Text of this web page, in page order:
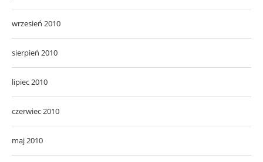
wrzesień 2010
sierpień 2010
lipiec 2010
czerwiec 2010
maj 2010